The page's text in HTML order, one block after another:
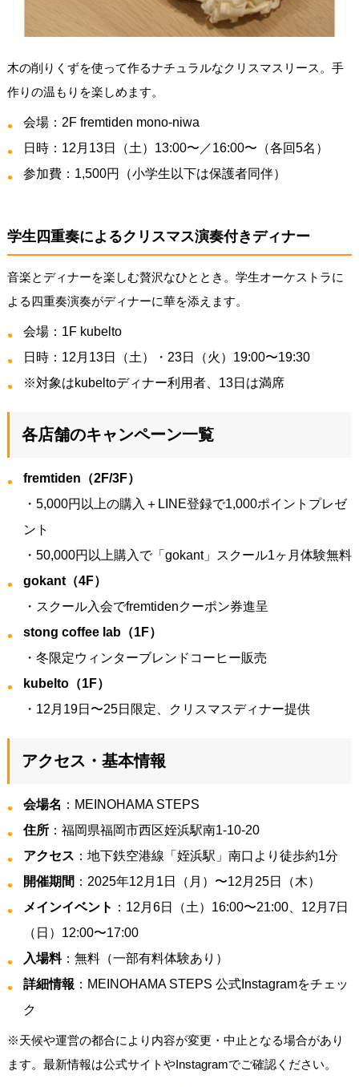
木の削りくずを使って作るナチュラルなクリスマスリース。手
作りの温もりを楽しめます。
会場：2F fremtiden mono-niwa
日時：12月13日（土）13:00〜／16:00〜（各回5名）
参加費：1,500円（小学生以下は保護者同伴）
学生四重奏によるクリスマス演奏付きディナー
音楽とディナーを楽しむ贅沢なひととき。学生オーケストラに
よる四重奏演奏がディナーに華を添えます。
会場：1F kubelto
日時：12月13日（土）・23日（火）19:00〜19:30
※対象はkubeltoディナー利用者、13日は満席
各店舗のキャンペーン一覧
fremtiden（2F/3F）
・5,000円以上の購入＋LINE登録で1,000ポイントプレゼ
ント
・50,000円以上購入で「gokant」スクール1ヶ月体験無料
gokant（4F）
・スクール入会でfremtidenクーポン券進呈
stong coffee lab（1F）
・冬限定ウィンターブレンドコーヒー販売
kubelto（1F）
・12月19日〜25日限定、クリスマスディナー提供
アクセス・基本情報
会場名 ：MEINOHAMA STEPS
住所：福岡県福岡市西区姪浜駅南1-10-20
アクセス ：地下鉄空港線「姪浜駅」南口より徒歩約1分
開催期間 ：2025年12月1日（月）〜12月25日（木）
メインイベント ：12月6日（土）16:00〜21:00、12月7日
（日）12:00〜17:00
入場料：無料（一部有料体験あり）
詳細情報 ：MEINOHAMA STEPS 公式Instagramをチェッ
ク
※天候や運営の都合により内容が変更・中止となる場合があり
ます。最新情報は公式サイトやInstagramでご確認ください。